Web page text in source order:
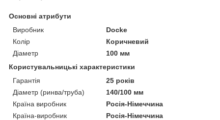
Основні атрибути
Виробник
Docke
Колір
Коричневий
Діаметр
100 мм
Користувальницькі характеристики
Гарантія
25 років
Діаметр (ринва/труба)
140/100 мм
Країна виробник
Росія-Німеччина
Країна-виробник
Росія-Німеччина